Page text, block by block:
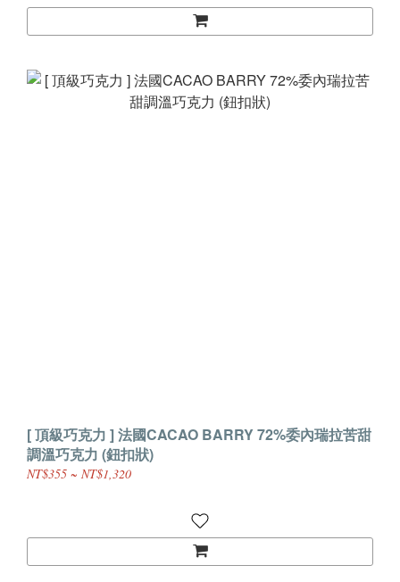
[ 頂級巧克力 ] 法國CACAO BARRY 72%委內瑞拉苦甜
調溫巧克力 (鈕扣狀)
NT$355 ~ NT$1,320